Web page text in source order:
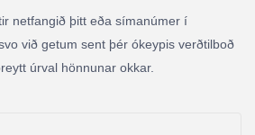
netfangið þitt eða símanúmer í
við getum sent þér ókeypis verðtilboð
úrval hönnunar okkar.